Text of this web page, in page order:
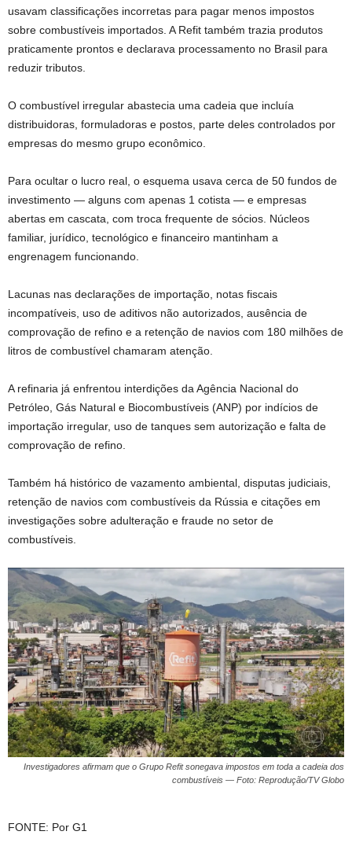
usavam classificações incorretas para pagar menos impostos
sobre combustíveis importados. A Refit também trazia produtos
praticamente prontos e declarava processamento no Brasil para
reduzir tributos.
O combustível irregular abastecia uma cadeia que incluía
distribuidoras, formuladoras e postos, parte deles controlados por
empresas do mesmo grupo econômico.
Para ocultar o lucro real, o esquema usava cerca de 50 fundos de
investimento — alguns com apenas 1 cotista — e empresas
abertas em cascata, com troca frequente de sócios. Núcleos
familiar, jurídico, tecnológico e financeiro mantinham a
engrenagem funcionando.
Lacunas nas declarações de importação, notas fiscais
incompatíveis, uso de aditivos não autorizados, ausência de
comprovação de refino e a retenção de navios com 180 milhões de
litros de combustível chamaram atenção.
A refinaria já enfrentou interdições da Agência Nacional do
Petróleo, Gás Natural e Biocombustíveis (ANP) por indícios de
importação irregular, uso de tanques sem autorização e falta de
comprovação de refino.
Também há histórico de vazamento ambiental, disputas judiciais,
retenção de navios com combustíveis da Rússia e citações em
investigações sobre adulteração e fraude no setor de
combustíveis.
Investigadores afirmam que o Grupo Refit sonegava impostos em toda a cadeia dos
combustíveis — Foto: Reprodução/TV Globo
FONTE: Por G1